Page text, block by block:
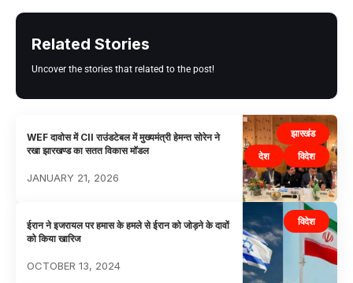
Related Stories
Uncover the stories that related to the post!
झारखंड
देश
विदेश
WEF दावोस में CII राउंडटेबल में मुख्यमंत्री हेमन्त सोरेन ने
रखा झारखण्ड का सतत विकास मॉडल
JANUARY 21, 2026
विदेश
ईरान ने इजरायल पर हमास के हमले से ईरान को जोड़ने के दावों
को किया खारिज
OCTOBER 13, 2024